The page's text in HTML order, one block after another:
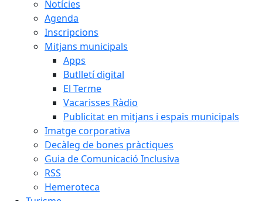
Notícies
Agenda
Inscripcions
Mitjans municipals
Apps
Butlletí digital
El Terme
Vacarisses Ràdio
Publicitat en mitjans i espais municipals
Imatge corporativa
Decàleg de bones pràctiques
Guia de Comunicació Inclusiva
RSS
Hemeroteca